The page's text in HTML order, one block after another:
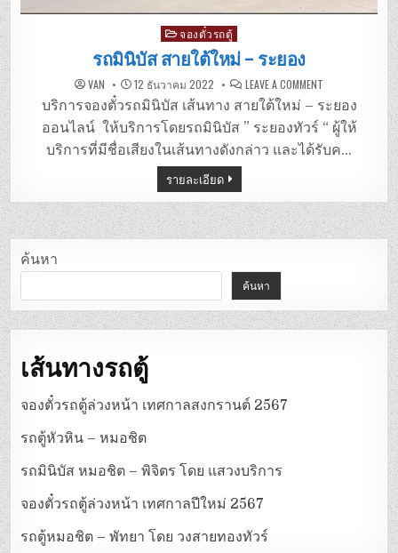
Posted
in
จองตั๋วรถตู้
รถมินิบัส สายใต้ใหม่ – ระยอง
VAN 12 ธันวาคม 2022 LEAVE A COMMENT
มิ
นิ
บัส
สาย
ใต้
ใหม่
บริการจองตั๋วรถมินิบัส เส้นทาง สายใต้ใหม่ – ระยอง
ออนไลน์ ให้บริการโดยรถมินิบัส ” ระยองทัวร์ “ ผู้ให้
บริการที่มีชื่อเสียงในเส้นทางดังกล่าว และได้รับค…
รายละเอียด
ค้นหา
ค้นหา
เส้นทางรถตู้
จองตั๋วรถตู้ล่วงหน้า เทศกาลสงกรานต์ 2567
รถตู้หัวหิน – หมอชิต
รถมินิบัส หมอชิต – พิจิตร โดย แสวงบริการ
จองตั๋วรถตู้ล่วงหน้า เทศกาลปีใหม่ 2567
รถตู้หมอชิต – พัทยา โดย วงสายทองทัวร์